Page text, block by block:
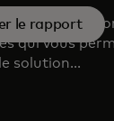
la
qui vous
solution...
le rapport